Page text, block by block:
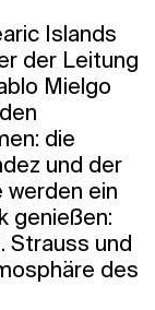
Islands
der Leitung
Mielgo
die
und der
werden ein
genießen:
Strauss und
des